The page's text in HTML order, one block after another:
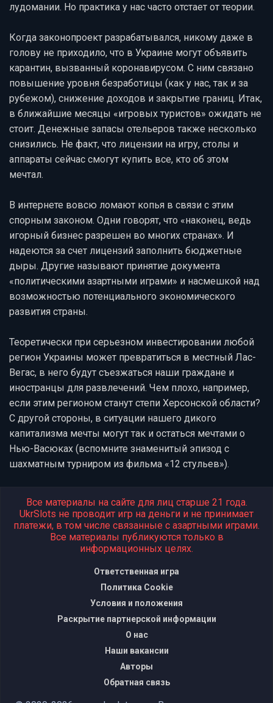
лудомании. Но практика у нас часто отстает от теории.
Когда законопроект разрабатывался, никому даже в
голову не приходило, что в Украине могут объявить
карантин, вызванный коронавирусом. С ним связано
повышение уровня безработицы (как у нас, так и за
рубежом), снижение доходов и закрытие границ. Итак,
в ближайшие месяцы «игровых туристов» ожидать не
стоит. Денежные запасы отельеров также несколько
снизились. Не факт, что лицензии на игру, столы и
аппараты сейчас смогут купить все, кто об этом
мечтал.
В интернете вовсю ломают копья в связи с этим
спорным законом. Одни говорят, что «наконец, ведь
игорный бизнес разрешен во многих странах». И
надеются за счет лицензий заполнить бюджетные
дыры. Другие называют принятие документа
«политическими азартными играми» и насмешкой над
возможностью потенциального экономического
развития страны.
Теоретически при серьезном инвестировании любой
регион Украины может превратиться в местный Лас-
Вегас, в него будут съезжаться наши граждане и
иностранцы для развлечений. Чем плохо, например,
если этим регионом станут степи Херсонской области?
С другой стороны, в ситуации нашего дикого
капитализма мечты могут так и остаться мечтами о
Нью-Васюках (вспомните знаменитый эпизод с
шахматным турниром из фильма «12 стульев»).
Все материалы на сайте для лиц старше 21 года.
UkrSlots не проводит игр на деньги и не принимает
платежи, в том числе связанные с азартными играми.
Все материалы публикуются только в
информационных целях.
Ответственная игра
Политика Cookie
Условия и положения
Раскрытие партнерской информации
О нас
Наши вакансии
Авторы
Обратная связь